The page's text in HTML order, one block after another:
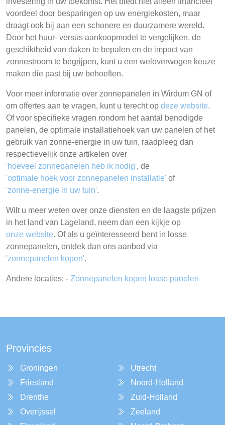
voordeel door besparingen op uw energiekosten, maar
draagt ook bij aan een schonere en duurzamere wereld.
Door het huur- versus aankoopmodel te vergelijken, de
geschiktheid van daken te bepalen en de impact van
zonnestroom te begrijpen, kunt u een weloverwogen keuze
maken die past bij uw behoeften.
Voor meer informatie over zonnepanelen in Wirdum GN of
om offertes aan te vragen, kunt u terecht op deze website.
Of voor specifieke vragen rondom het aantal benodigde
panelen, de optimale installatiehoek van uw panelen of het
gebruik van zonne-energie in uw tuin, raadpleeg dan
respectievelijk onze artikelen over
'hoeveel zonnepanelen heb ik nodig', de
'optimale hoek voor zonnepanelen installatie' of
'zonne-energie in uw tuin'.
Wilt u meer weten over onze diensten en de laagste prijzen
in het land van Lageland, neem dan een kijkje op
onze website. Of als u geïnteresseerd bent in losse
zonnepanelen, ontdek dan ons aanbod via
'zonnepanelen kopen'.
Andere locaties: - Zonnepanelen kopen losse panelen
Provincies
Groningen
Friesland
Drenthe
Overijssel
Utrecht
Noord-Holland
Zuid-Holland
Zeeland